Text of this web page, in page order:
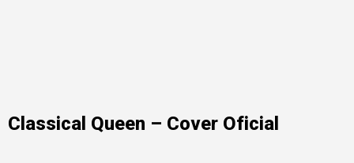
Classical Queen – Cover Oficial